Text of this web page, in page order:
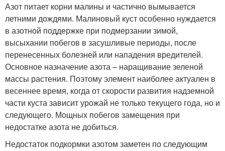
Азот питает корни малины и частично вымывается
летними дождями. Малиновый куст особенно нуждается
в азотной поддержке при подмерзании зимой,
высыхании побегов в засушливые периоды, после
перенесенных болезней или нападения вредителей.
Основное назначение азота – наращивание зеленой
массы растения. Поэтому элемент наиболее актуален в
весеннее время, когда от скорости развития надземной
части куста зависит урожай не только текущего года, но и
следующего. Мощных побегов замещения при
недостатке азота не добиться.
Недостаток подкормки азотом заметен по следующим